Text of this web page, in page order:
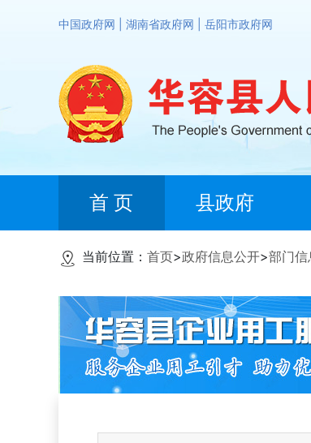
中国政府网 湖南省政府网 岳阳市政府网
首 页 县政府
当前位置： 首页>政府信息公开>部门